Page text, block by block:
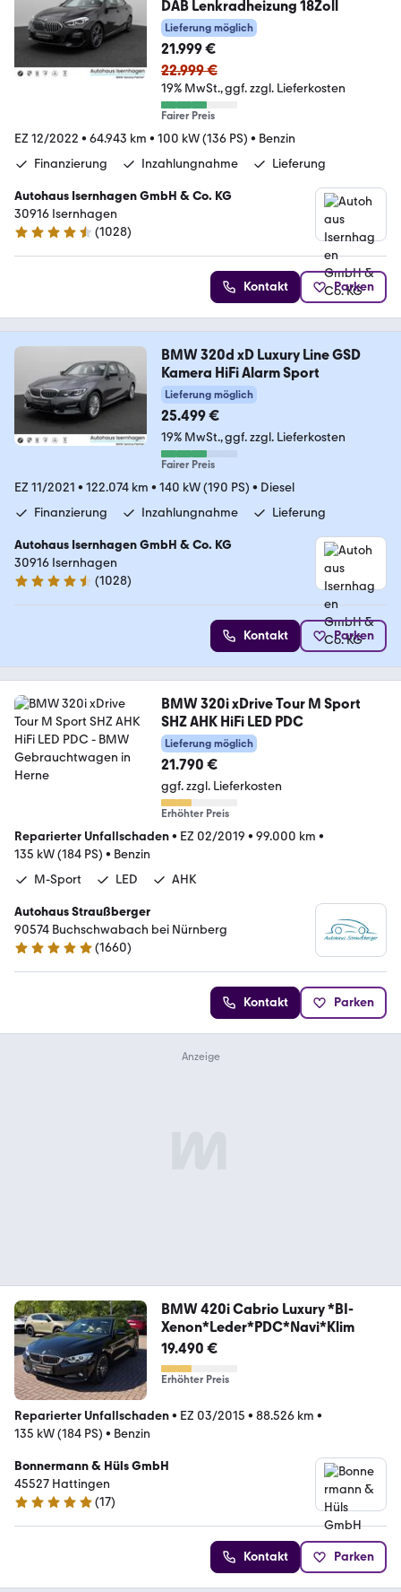
DAB Lenkradheizung 18Zoll
Lieferung möglich
21.999 €
22.999 €
19% MwSt. ggf. zzgl. Lieferkosten
Fairer Preis
EZ 12/2022 • 64.943 km • 100 kW (136 PS) • Benzin
Finanzierung
Inzahlungnahme Lieferung
Autohaus Isernhagen GmbH & Co. KG
30916 Isernhagen
4.5 Sterne
(1028)
Kontakt Parken
BMW 320d xD Luxury Line GSD
Kamera HiFi Alarm Sport
Lieferung möglich
25.499 €
19% MwSt. ggf. zzgl. Lieferkosten
Fairer Preis
EZ 11/2021 • 122.074 km • 140 kW (190 PS) • Diesel
Finanzierung
Inzahlungnahme Lieferung
Autohaus Isernhagen GmbH & Co. KG
30916 Isernhagen
4.5 Sterne
(1028)
Kontakt Parken
BMW 320i xDrive Tour M Sport
SHZ AHK HiFi LED PDC
Lieferung möglich
21.790 €
ggf. zzgl. Lieferkosten
Erhöhter Preis
Reparierter Unfallschaden• EZ 02/2019 • 99.000 km •
135 kW (184 PS) • Benzin
M-Sport
LED AHK
Autohaus Straußberger
90574 Buchschwabach bei Nürnberg
4.9 Sterne
(1660)
Kontakt Parken
BMW 420i Cabrio Luxury *BI-
Xenon*Leder*PDC*Navi*Klim
19.490 €
Erhöhter Preis
Reparierter Unfallschaden• EZ 03/2015 • 88.526 km •
135 kW (184 PS) • Benzin
Bonnermann & Hüls GmbH
45527 Hattingen
4.8 Sterne
(17)
Kontakt Parken